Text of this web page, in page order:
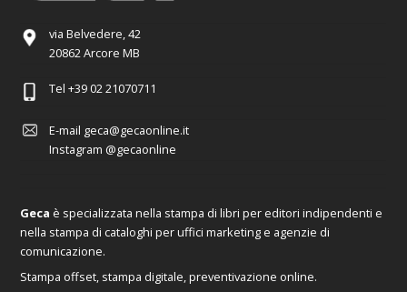
via Belvedere, 42
20862 Arcore MB
Tel +39 02 21070711
E-mail geca@gecaonline.it
Instagram @gecaonline
Geca è specializzata nella stampa di libri per editori indipendenti e
nella stampa di cataloghi per uffici marketing e agenzie di
comunicazione.
Stampa offset, stampa digitale, preventivazione online.